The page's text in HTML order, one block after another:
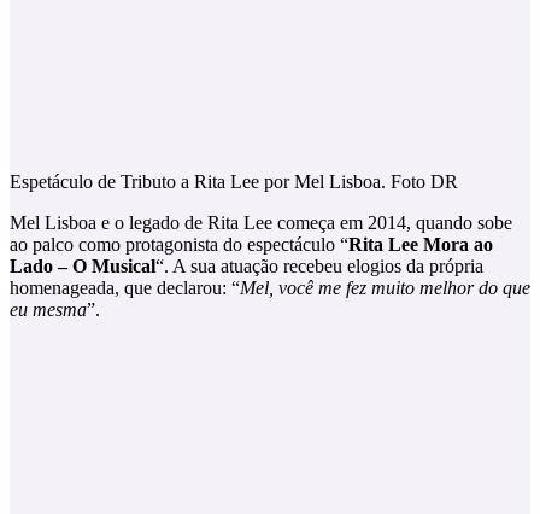
Espetáculo de Tributo a Rita Lee por Mel Lisboa. Foto DR
Mel Lisboa e o legado de Rita Lee começa em 2014, quando sobe
ao palco como protagonista do espectáculo “Rita Lee Mora ao
Lado – O Musical“. A sua atuação recebeu elogios da própria
homenageada, que declarou: “Mel, você me fez muito melhor do que
eu mesma”.